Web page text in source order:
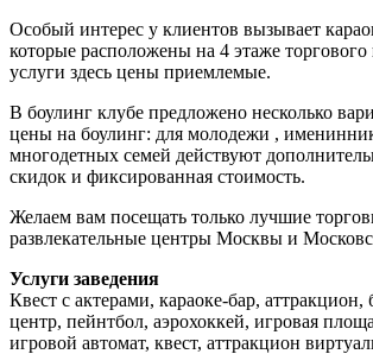
Особый интерес у клиентов вызывает
которые расположены на 4 этаже торгового
услуги здесь цены приемлемые.
В боулинг клубе предложено несколько
цены на боулинг: для молодежи ,
многодетных семей действуют
скидок и фиксированная стоимость.
Желаем вам посещать только лучшие
развлекательные центры Москвы и
Услуги заведения
Квест с актерами, караоке-бар, аттракцион,
центр, пейнтбол, аэрохоккей, игровая
игровой автомат, квест, аттракцион